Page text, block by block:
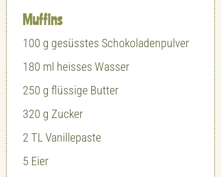
Muffins
100 g gesüsstes Schokoladenpulver
180 ml heisses Wasser
250 g flüssige Butter
320 g Zucker
2 TLVanillepaste
5 Eier